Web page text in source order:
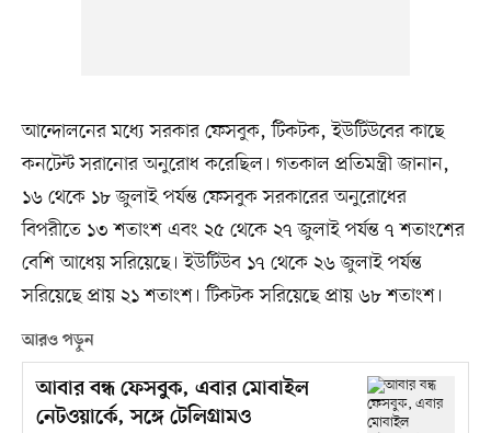
আন্দোলনের মধ্যে সরকার ফেসবুক, টিকটক, ইউটিউবের কাছে
কনটেন্ট সরানোর অনুরোধ করেছিল। গতকাল প্রতিমন্ত্রী জানান,
১৬ থেকে ১৮ জুলাই পর্যন্ত ফেসবুক সরকারের অনুরোধের
বিপরীতে ১৩ শতাংশ এবং ২৫ থেকে ২৭ জুলাই পর্যন্ত ৭ শতাংশের
বেশি আধেয় সরিয়েছে। ইউটিউব ১৭ থেকে ২৬ জুলাই পর্যন্ত
সরিয়েছে প্রায় ২১ শতাংশ। টিকটক সরিয়েছে প্রায় ৬৮ শতাংশ।
আরও পড়ুন
আবার বন্ধ ফেসবুক, এবার মোবাইল
নেটওয়ার্কে, সঙ্গে টেলিগ্রামও